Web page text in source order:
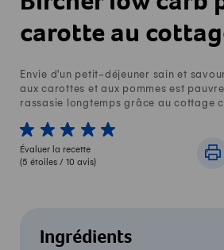
carotte au
Envie d'un petit-déjeuner sain et
aux carottes et aux pommes est
rassasie longtemps grâce au cottage
1 von 5 étoiles
2 von 5 étoiles
3 von 5 étoiles
4 von 5 étoiles
5 von 5 étoiles
Évaluer la recette
(5 étoiles / 10 avis)
Ingrédients